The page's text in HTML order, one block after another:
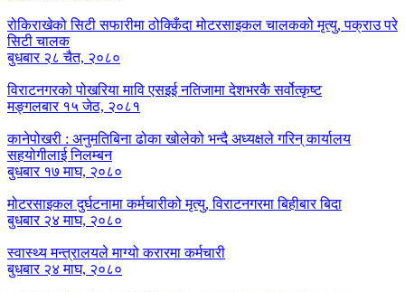
रोकिराखेको सिटी सफारीमा ठोक्किँदा मोटरसाइकल चालकको मृत्यु, पक्राउ परे
सिटी चालक
बुधबार २८ चैत, २०८०
विराटनगरको पोखरिया मावि एसइई नतिजामा देशभरकै सर्वोत्कृष्ट
मङ्गलबार १५ जेठ, २०८१
कानेपोखरी : अनुमतिबिना ढोका खोलेको भन्दै अध्यक्षले गरिन् कार्यालय
सहयोगीलाई निलम्बन
बुधबार १७ माघ, २०८०
मोटरसाइकल दुर्घटनामा कर्मचारीको मृत्यु, विराटनगरमा बिहीबार बिदा
बुधबार २४ माघ, २०८०
स्वास्थ्य मन्त्रालयले माग्यो करारमा कर्मचारी
बुधबार २४ माघ, २०८०